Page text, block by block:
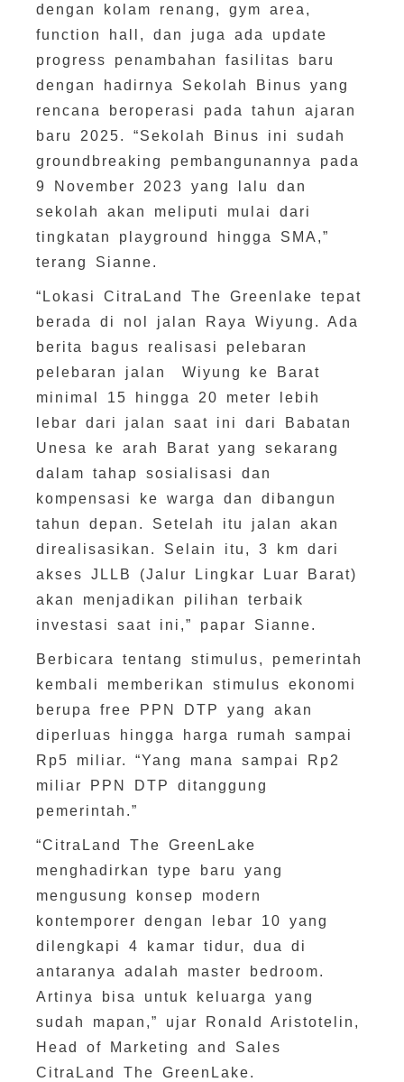
dengan kolam renang, gym area,
function hall, dan juga ada update
progress penambahan fasilitas baru
dengan hadirnya Sekolah Binus yang
rencana beroperasi pada tahun ajaran
baru 2025. “Sekolah Binus ini sudah
groundbreaking pembangunannya pada
9 November 2023 yang lalu dan
sekolah akan meliputi mulai dari
tingkatan playground hingga SMA,”
terang Sianne.
“Lokasi CitraLand The Greenlake tepat
berada di nol jalan Raya Wiyung. Ada
berita bagus realisasi pelebaran
pelebaran jalan Wiyung ke Barat
minimal 15 hingga 20 meter lebih
lebar dari jalan saat ini dari Babatan
Unesa ke arah Barat yang sekarang
dalam tahap sosialisasi dan
kompensasi ke warga dan dibangun
tahun depan. Setelah itu jalan akan
direalisasikan. Selain itu, 3 km dari
akses JLLB (Jalur Lingkar Luar Barat)
akan menjadikan pilihan terbaik
investasi saat ini,” papar Sianne.
Berbicara tentang stimulus, pemerintah
kembali memberikan stimulus ekonomi
berupa free PPN DTP yang akan
diperluas hingga harga rumah sampai
Rp5 miliar. “Yang mana sampai Rp2
miliar PPN DTP ditanggung
pemerintah.”
“CitraLand The GreenLake
menghadirkan type baru yang
mengusung konsep modern
kontemporer dengan lebar 10 yang
dilengkapi 4 kamar tidur, dua di
antaranya adalah master bedroom.
Artinya bisa untuk keluarga yang
sudah mapan,” ujar Ronald Aristotelin,
Head of Marketing and Sales
CitraLand The GreenLake.